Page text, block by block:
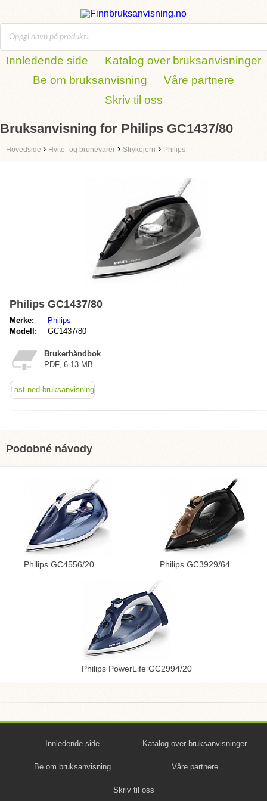
Innledende side
Katalog over bruksanvisninger
Be om bruksanvisning
Våre partnere
Skriv til oss
Bruksanvisning for Philips GC1437/80
Hovedside › Hvite- og brunevarer › Strykejern › Philips
Philips GC1437/80
Merke:
Philips
Modell:
GC1437/80
Brukerhåndbok
PDF, 6.13 MB
Last ned bruksanvisning
Podobné návody
Philips GC4556/20 Philips GC3929/64
Philips PowerLife GC2994/20
Innledende side Katalog over bruksanvisninger
Be om bruksanvisning Våre partnere
Skriv til oss